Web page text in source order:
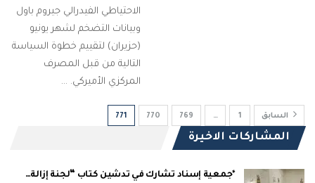
الاحتياطي الفيدرالي جيروم باول
وبيانات التضخم لشهر يونيو
(حزيران) لتقييم خطوة السياسة
التالية من قبل المصرف
المركزي الأميركي. …
السابق 1
…
769
770
771
المشاركات الاخيرة
*جمعية إسناد تشارك في تدشين كتاب “لجنة إزالة…